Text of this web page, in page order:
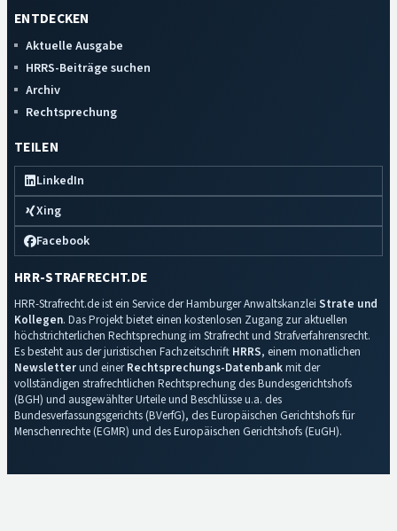
ENTDECKEN
Aktuelle Ausgabe
HRRS-Beiträge suchen
Archiv
Rechtsprechung
TEILEN
LinkedIn
Xing
Facebook
HRR-STRAFRECHT.DE
HRR-Strafrecht.de ist ein Service der Hamburger Anwaltskanzlei Strate und
Kollegen. Das Projekt bietet einen kostenlosen Zugang zur aktuellen
höchstrichterlichen Rechtsprechung im Strafrecht und Strafverfahrensrecht.
Es besteht aus der juristischen Fachzeitschrift HRRS, einem monatlichen
Newsletterund einerRechtsprechungs-Datenbankmit der
vollständigen strafrechtlichen Rechtsprechung des Bundesgerichtshofs
(BGH) und ausgewählter Urteile und Beschlüsse u.a. des
Bundesverfassungsgerichts (BVerfG), des Europäischen Gerichtshofs für
Menschenrechte (EGMR) und des Europäischen Gerichtshofs (EuGH).